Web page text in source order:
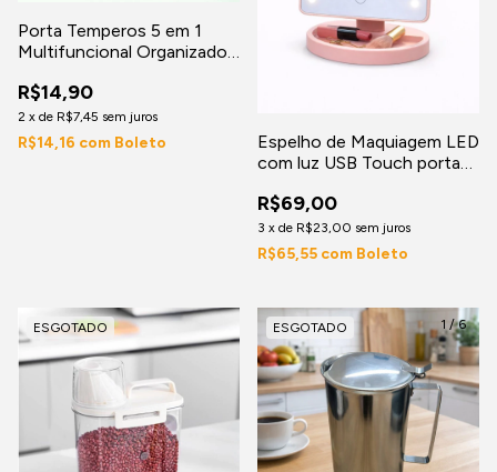
Porta Temperos 5 em 1
Multifuncional Organizador
R$14,90
2 x de R$7,45 sem juros
R$14,16 com Boleto
Espelho de Maquiagem LED
com luz USB Touch porta
R$69,00
3 x de R$23,00 sem juros
R$65,55 com Boleto
ESGOTADO 1 /6
ESGOTADO